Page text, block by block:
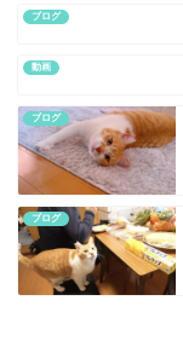
ブログ
動画
ブログ
ブログ